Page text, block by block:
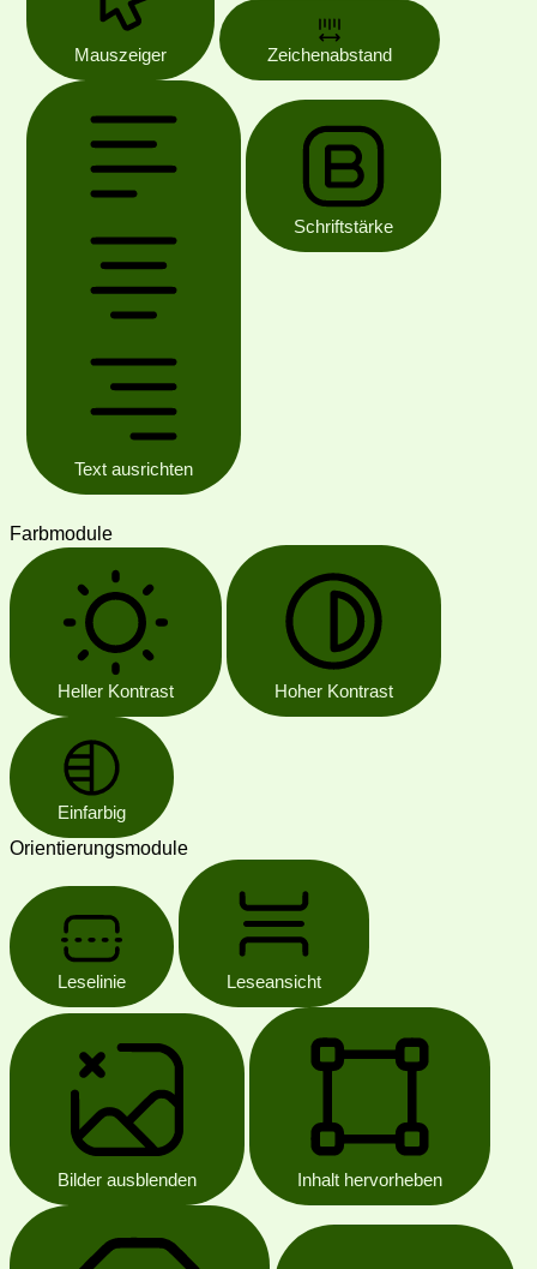
Mauszeiger Zeichenabstand
Text ausrichten
Schriftstärke
Farbmodule
Heller Kontrast Hoher Kontrast
Einfarbig
Orientierungsmodule
Leselinie Leseansicht
Bilder ausblenden Inhalt hervorheben